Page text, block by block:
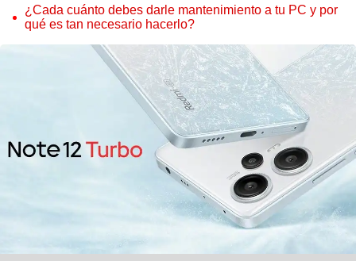
¿Cada cuánto debes darle mantenimiento a tu PC y por
qué es tan necesario hacerlo?